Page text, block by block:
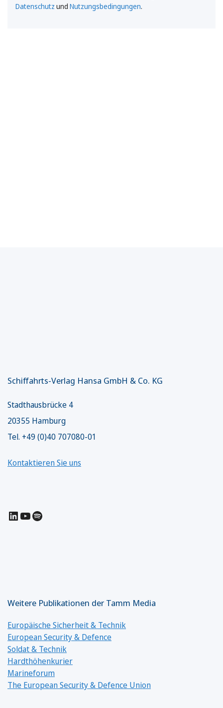
Datenschutz und Nutzungsbedingungen.
Schiffahrts-Verlag Hansa GmbH & Co. KG
Stadthausbrücke 4
20355 Hamburg
Tel. +49 (0)40 707080-01
Kontaktieren Sie uns
LinkedIn
YouTube
Spotify
Weitere Publikationen der Tamm Media
Europäische Sicherheit & Technik
European Security & Defence
Soldat & Technik
Hardthöhenkurier
Marineforum
The European Security & Defence Union